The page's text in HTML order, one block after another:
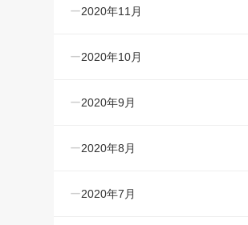
2020年11月
2020年10月
2020年9月
2020年8月
2020年7月